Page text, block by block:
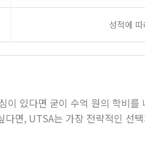
성적에
이 있다면 굳이 수억 원의 학비
다면, UTSA는 가장 전략적인 선